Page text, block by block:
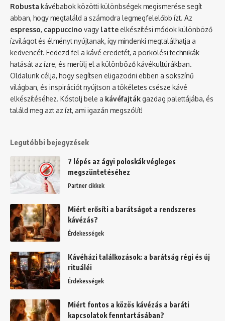
Robusta kávébabok közötti különbségek megismerése segít
abban, hogy megtaláld a számodra legmegfelelőbb ízt. Az
espresso, cappuccino vagy latte elkészítési módok különböző
ízvilágot és élményt nyújtanak, így mindenki megtalálhatja a
kedvencét. Fedezd fel a kávé eredetét, a pörkölési technikák
hatását az ízre, és merülj el a különböző kávékultúrákban.
Oldalunk célja, hogy segítsen eligazodni ebben a sokszínű
világban, és inspirációt nyújtson a tökéletes csésze kávé
elkészítéséhez. Kóstolj bele a kávéfajtákgazdag palettájába, és
találd meg azt az ízt, ami igazán megszólít!
Legutóbbi bejegyzések
7 lépés az ágyi poloskák végleges
megszüntetéséhez
Partner cikkek
Miért erősíti a barátságot a rendszeres
kávézás?
Érdekességek
Kávéházi találkozások: a barátság régi és új
rituáléi
Érdekességek
Miért fontos a közös kávézás a baráti
kapcsolatok fenntartásában?